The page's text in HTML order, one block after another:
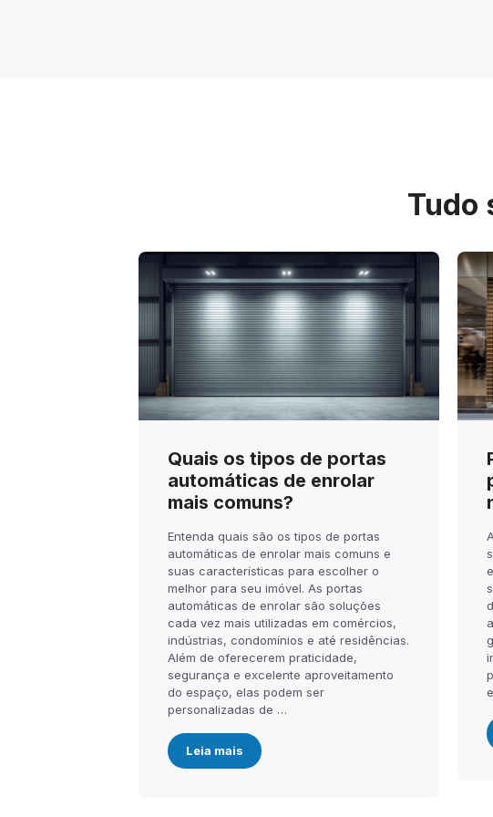
Tudo
Quais os tipos de portas
automáticas de enrolar
mais comuns?
Entenda quais são os tipos de portas
automáticas de enrolar mais comuns e
suas características para escolher o
melhor para seu imóvel. As portas
automáticas de enrolar são soluções
cada vez mais utilizadas em comércios,
indústrias, condomínios e até residências.
Além de oferecerem praticidade,
segurança e excelente aproveitamento
do espaço, elas podem ser
personalizadas de …
Leia mais